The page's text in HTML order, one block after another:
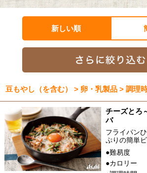
新しい順
豆もやし（を含む） > 卵・乳製品 > 調理
チーズとろ
バ
フライパン
ぷりの簡単
●難易度
●カロリー